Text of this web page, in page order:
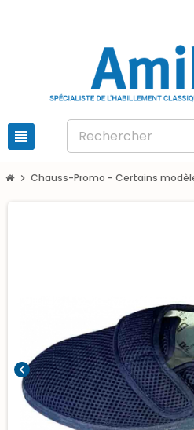
view_headline
chevron_right Chauss-Promo - Certains
chevron_left